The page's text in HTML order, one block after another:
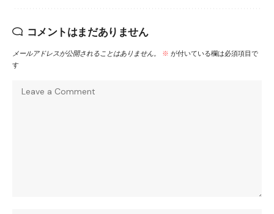
コメントはまだありません
メールアドレスが公開されることはありません。 ※ が付いている欄は必須項目で
す